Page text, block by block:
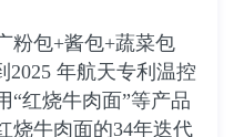
粉包+酱包+蔬菜包
2025 年航天专利温控
“红烧牛肉面”等产品
烧牛肉面的34年迭代